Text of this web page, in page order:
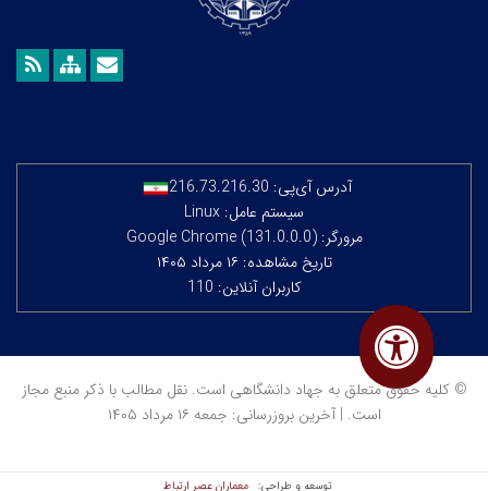
آدرس آی‌پی: 216.73.216.30
سیستم عامل: Linux
مرورگر: Google Chrome (131.0.0.0)
تاریخ مشاهده: ۱۶ مرداد ۱۴۰۵
کاربران آنلاین: 110
© کلیه حقوق متعلق به جهاد دانشگاهی است. نقل مطالب با ذکر منبع مجاز
است. | آخرین بروزرسانی: جمعه ۱۶ مرداد ۱۴۰۵
توسعه و طراحی: معماران عصر‌ ارتباط